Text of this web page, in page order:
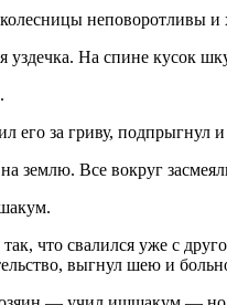
неповоротливы и
уздечка. На спине кусок
за гриву, подпрыгнул и
землю. Все вокруг
что свалился уже с
выгнул шею и